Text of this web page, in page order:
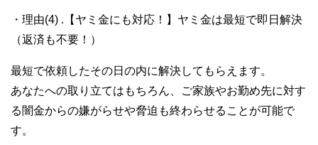
・理由(4) .【ヤミ金にも対応！】ヤミ金は最短で即日解決
（返済も不要！）
最短で依頼したその日の内に解決してもらえます。
あなたへの取り立てはもちろん、ご家族やお勤め先に対す
る闇金からの嫌がらせや脅迫も終わらせることが可能で
す。